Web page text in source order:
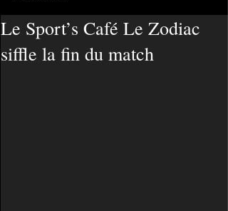
Le Sport’s Café Le Zodiac
siffle la fin du match